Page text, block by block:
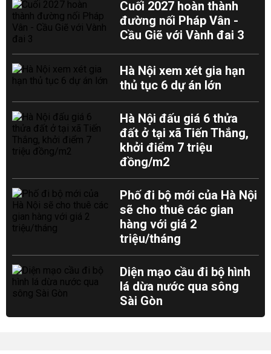
Cuối 2027 hoàn thành
đường nối Pháp Vân -
Cầu Giẽ với Vành đai 3
Hà Nội xem xét gia hạn
thủ tục 6 dự án lớn
Hà Nội đấu giá 6 thửa
đất ở tại xã Tiến Thắng,
khởi điểm 7 triệu
đồng/m2
Phố đi bộ mới của Hà Nội
sẽ cho thuê các gian
hàng với giá 2
triệu/tháng
Diện mạo cầu đi bộ hình
lá dừa nước qua sông
Sài Gòn